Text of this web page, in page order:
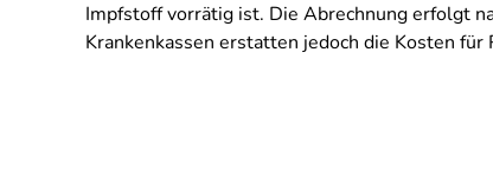
Impfstoff vorrätig ist. Die Abrechnung erfolgt
Krankenkassen erstatten jedoch die Kosten für